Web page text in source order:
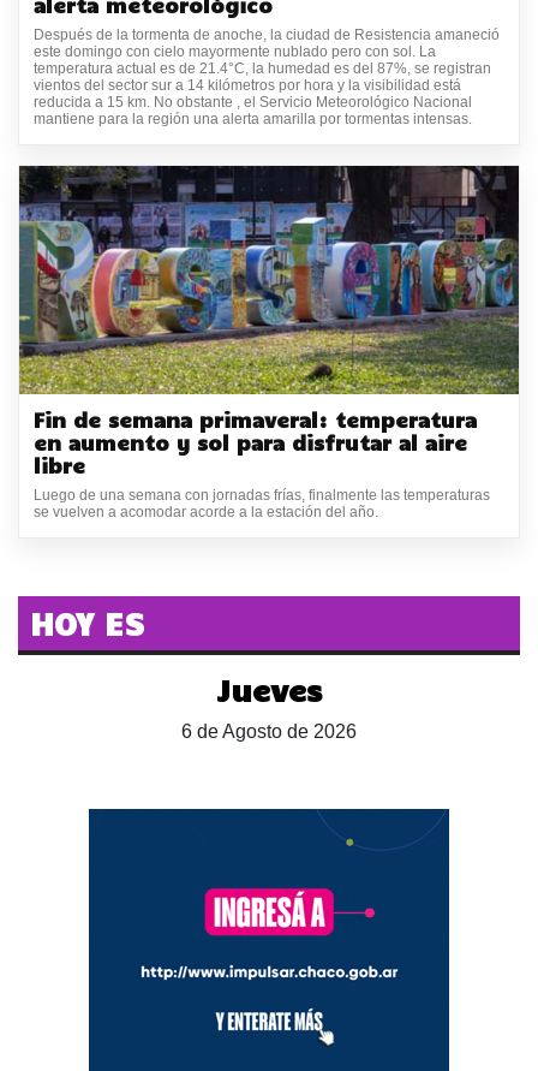
alerta meteorológico
Después de la tormenta de anoche, la ciudad de Resistencia amaneció
este domingo con cielo mayormente nublado pero con sol. La
temperatura actual es de 21.4°C, la humedad es del 87%, se registran
vientos del sector sur a 14 kilómetros por hora y la visibilidad está
reducida a 15 km. No obstante , el Servicio Meteorológico Nacional
mantiene para la región una alerta amarilla por tormentas intensas.
Fin de semana primaveral: temperatura
en aumento y sol para disfrutar al aire
libre
Luego de una semana con jornadas frías, finalmente las temperaturas
se vuelven a acomodar acorde a la estación del año.
HOY ES
Jueves
6 de Agosto de 2026